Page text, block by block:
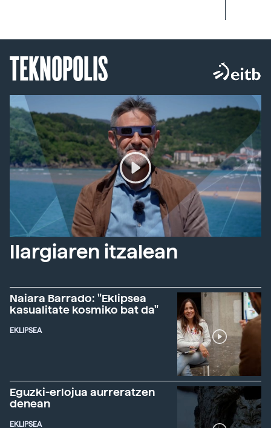
TEKNOPOLIS
Ilargiaren itzalean
Naiara Barrado: "Eklipsea
kasualitate kosmiko bat da"
EKLIPSEA
Eguzki-erlojua aurreratzen
denean
EKLIPSEA